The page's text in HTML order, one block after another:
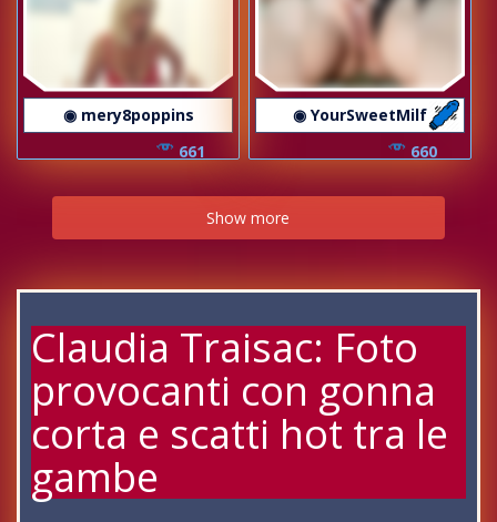
◉ mery8poppins
661
◉ YourSweetMilf
660
Show more
Claudia Traisac: Foto
provocanti con gonna
corta e scatti hot tra le
gambe